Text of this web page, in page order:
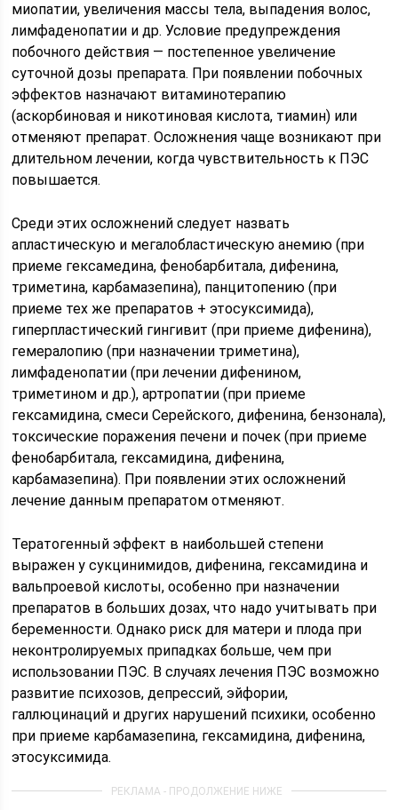
миопатии, увеличения массы тела, выпадения волос,
лимфаденопатии и др. Условие предупреждения
побочного действия — постепенное увеличение
суточной дозы препарата. При появлении побочных
эффектов назначают витаминотерапию
(аскорбиновая и никотиновая кислота, тиамин) или
отменяют препарат. Осложнения чаще возникают при
длительном лечении, когда чувствительность к ПЭС
повышается.
Среди этих осложнений следует назвать
апластическую и мегалобластическую анемию (при
приеме гексамедина, фенобарбитала, дифенина,
триметина, карбамазепина), панцитопению (при
приеме тех же препаратов + этосуксимида),
гиперпластический гингивит (при приеме дифенина),
гемералопию (при назначении триметина),
лимфаденопатии (при лечении дифенином,
триметином и др.), артропатии (при приеме
гексамидина, смеси Серейского, дифенина, бензонала),
токсические поражения печени и почек (при приеме
фенобарбитала, гексамидина, дифенина,
карбамазепина). При появлении этих осложнений
лечение данным препаратом отменяют.
Тератогенный эффект в наибольшей степени
выражен у сукцинимидов, дифенина, гексамидина и
вальпроевой кислоты, особенно при назначении
препаратов в больших дозах, что надо учитывать при
беременности. Однако риск для матери и плода при
неконтролируемых припадках больше, чем при
использовании ПЭС. В случаях лечения ПЭС возможно
развитие психозов, депрессий, эйфории,
галлюцинаций и других нарушений психики, особенно
при приеме карбамазепина, гексамидина, дифенина,
этосуксимида.